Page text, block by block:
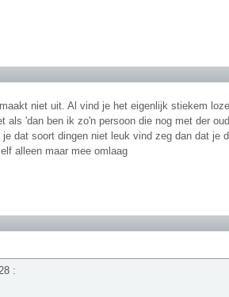
niet uit. Al vind je het eigenlijk stiekem
als 'dan ben ik zo'n persoon die nog met der
dat soort dingen niet leuk vind zeg dan dat je
alleen maar mee omlaag
: